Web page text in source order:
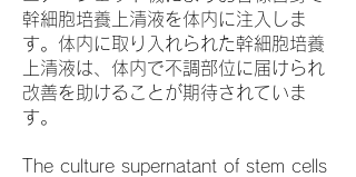
幹細胞培養上清液を体内に注入しま
す。体内に取り入れられた幹細胞培養
上清液は、体内で不調部位に届けられ
改善を助けることが期待されていま
す。
The culture supernatant of stem cells